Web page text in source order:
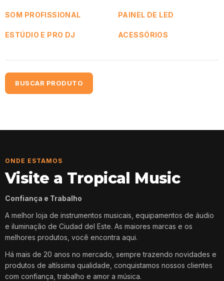
SOM PROFISSIONAL PAINEL DE LED
ESTÚDIO E PRO DJ ACESSÓRIOS
BUSCAR PRODUTO
ONDE ESTAMOS
Visite a Tropical Music
Confiança e Trabalho
A melhor loja de instrumentos musicais, equipamentos de áudio
e iluminação de Ciudad del Este. As maiores marcas e os
melhores produtos, você encontra aqui.
Há mais de 20 anos no mercado, sempre trazendo novidades e
produtos de altíssima qualidade, conquistamos nossos clientes
com confiança, trabalho e amor a música.